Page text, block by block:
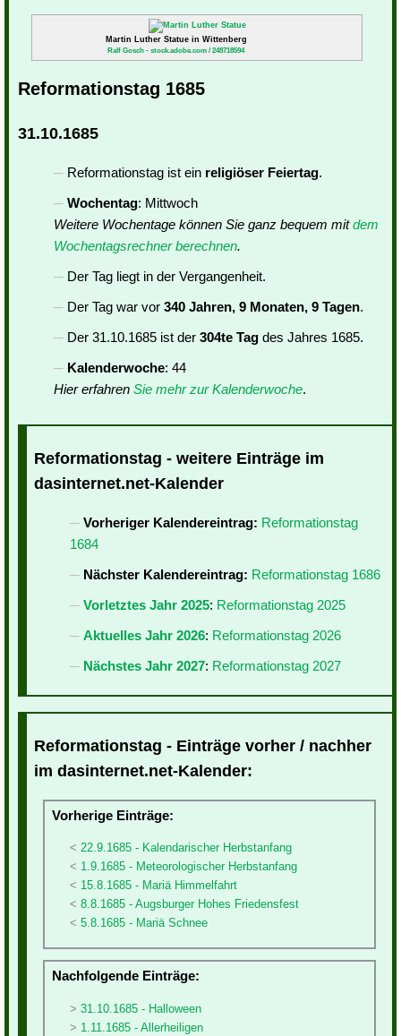
Martin Luther Statue in Wittenberg
Ralf Gosch - stock.adobe.com / 248718594
Reformationstag 1685
31.10.1685
Reformationstag ist ein religiöser Feiertag.
Wochentag: Mittwoch
Weitere Wochentage können Sie ganz bequem mitdem
Wochentagsrechner berechnen.
Der Tag liegt in der Vergangenheit.
Der Tag war vor 340 Jahren, 9 Monaten, 9 Tagen.
Der 31.10.1685 ist der 304te Tag des Jahres 1685.
Kalenderwoche: 44
Hier erfahren Sie mehr zur Kalenderwoche.
Reformationstag - weitere Einträge im
dasinternet.net-Kalender
Vorheriger Kalendereintrag: Reformationstag
1684
Nächster Kalendereintrag: Reformationstag 1686
Vorletztes Jahr 2025: Reformationstag 2025
Aktuelles Jahr 2026: Reformationstag 2026
Nächstes Jahr 2027: Reformationstag 2027
Reformationstag - Einträge vorher / nachher
im dasinternet.net-Kalender:
Vorherige Einträge:
22.9.1685 - Kalendarischer Herbstanfang
1.9.1685 - Meteorologischer Herbstanfang
15.8.1685 - Mariä Himmelfahrt
8.8.1685 - Augsburger Hohes Friedensfest
5.8.1685 - Mariä Schnee
Nachfolgende Einträge:
31.10.1685 - Halloween
1.11.1685 - Allerheiligen